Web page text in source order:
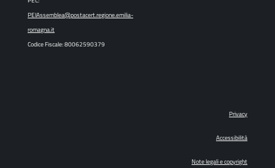
PEIAssemblea@postacert.regione.emilia-
romagna.it
Codice Fiscale: 80062590379
Privacy
Accessibilità
Note legali e copyright